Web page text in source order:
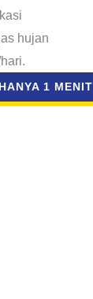
hujan
1